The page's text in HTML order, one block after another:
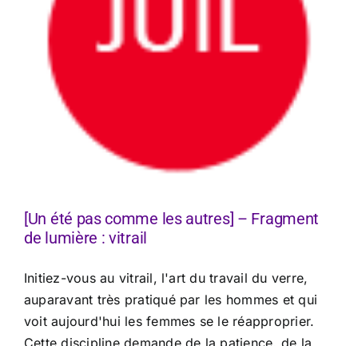
[Un été pas comme les autres] – Fragment
de lumière : vitrail
Initiez-vous au vitrail, l'art du travail du verre,
auparavant très pratiqué par les hommes et qui
voit aujourd'hui les femmes se le réapproprier.
Cette discipline demande de la patience, de la